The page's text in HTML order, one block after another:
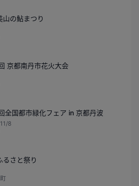
山の鮎まつり
京都南丹市花火大会
全国都市緑化フェア in 京都丹波
8
るさと祭り